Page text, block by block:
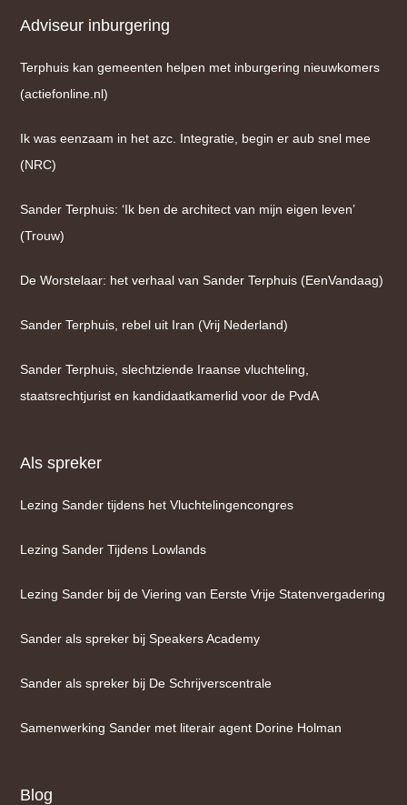
Adviseur inburgering
Terphuis kan gemeenten helpen met inburgering nieuwkomers
(actiefonline.nl)
Ik was eenzaam in het azc. Integratie, begin er aub snel mee
(NRC)
Sander Terphuis: ‘Ik ben de architect van mijn eigen leven’
(Trouw)
De Worstelaar: het verhaal van Sander Terphuis (EenVandaag)
Sander Terphuis, rebel uit Iran (Vrij Nederland)
Sander Terphuis, slechtziende Iraanse vluchteling,
staatsrechtjurist en kandidaatkamerlid voor de PvdA
Als spreker
Lezing Sander tijdens het Vluchtelingencongres
Lezing Sander Tijdens Lowlands
Lezing Sander bij de Viering van Eerste Vrije Statenvergadering
Sander als spreker bij Speakers Academy
Sander als spreker bij De Schrijverscentrale
Samenwerking Sander met literair agent Dorine Holman
Blog